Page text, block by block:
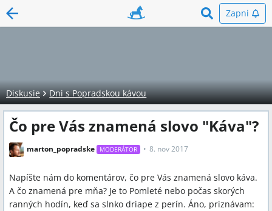
Zapni
Diskusie Dni s Popradskou kávou
Čo pre Vás znamená slovo "Káva"?
marton_popradske MODERÁTOR 8. nov 2017
Napíšte nám do komentárov, čo pre Vás znamená slovo káva.
A čo znamená pre mňa? Je to Pomleté nebo počas skorých
ranných hodín, keď sa slnko driape z perín. Áno, priznávam: